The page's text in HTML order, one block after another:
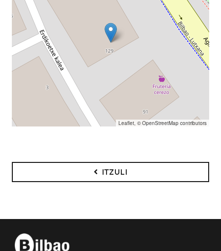
Leaflet, ©OpenStreetMap contributors
ITZULI